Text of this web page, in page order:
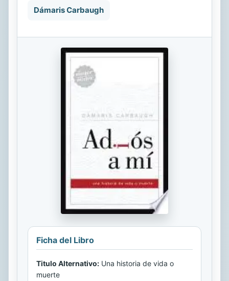
Dámaris Carbaugh
Ficha del Libro
Titulo Alternativo: Una historia de vida o
muerte